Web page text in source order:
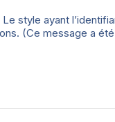
Le style ayant
(Ce message a